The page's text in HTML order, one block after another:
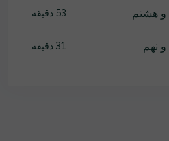
و هشتم 53 دقیقه
نهم 31 دقیقه